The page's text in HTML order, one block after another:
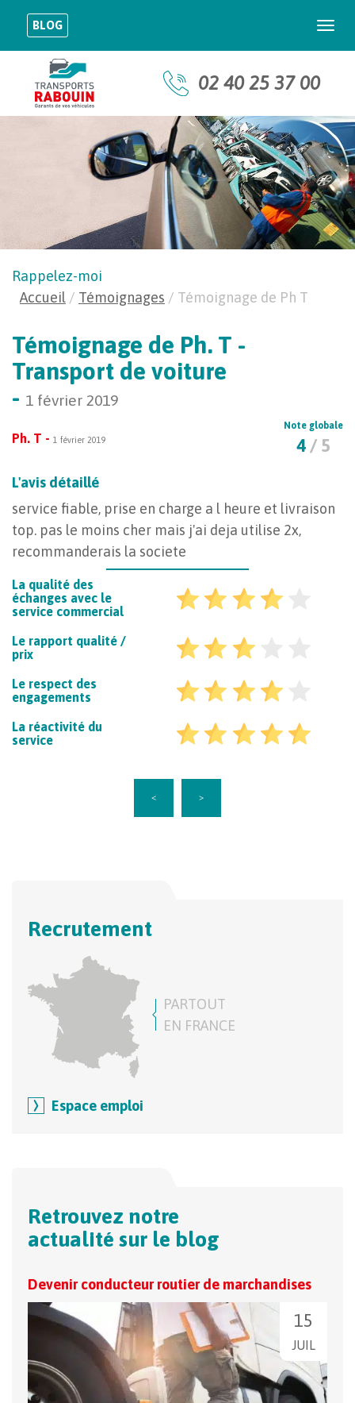
BLOG
02 40 25 37 00
Recrutement
PARTOUT
EN FRANCE
Espace emploi
Retrouvez notre
actualité sur le blog
Devenir conducteur routier de marchandises
15
JUIL
Accueil / Témoignages / Témoignage de Ph T
Témoignage de Ph. T -
Transport de voiture
- 1 février 2019
Ph. T - 1 février 2019
Note globale
4 / 5
L'avis détaillé
service fiable, prise en charge a l heure et livraison
top. pas le moins cher mais j'ai deja utilise 2x,
recommanderais la societe
La qualité des
échanges avec le
service commercial
Le rapport qualité /
prix
Le respect des
engagements
La réactivité du
service
< >
Rappelez-moi